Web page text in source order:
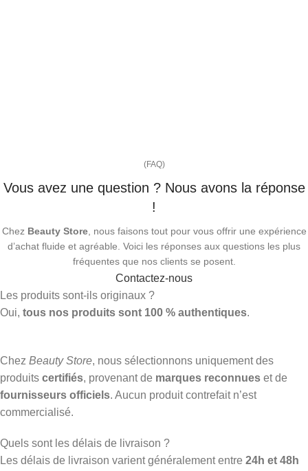
(FAQ)
Vous avez une question ? Nous avons la réponse
!
Chez Beauty Store, nous faisons tout pour vous offrir une expérience
d’achat fluide et agréable. Voici les réponses aux questions les plus
fréquentes que nos clients se posent.
Contactez-nous
Les produits sont-ils originaux ?
Oui, tous nos produits sont 100 % authentiques.
Chez Beauty Store, nous sélectionnons uniquement des
produits certifiés, provenant de marques reconnues et de
fournisseurs officiels. Aucun produit contrefait n’est
commercialisé.
Quels sont les délais de livraison ?
Les délais de livraison varient généralement entre 24h et 48h